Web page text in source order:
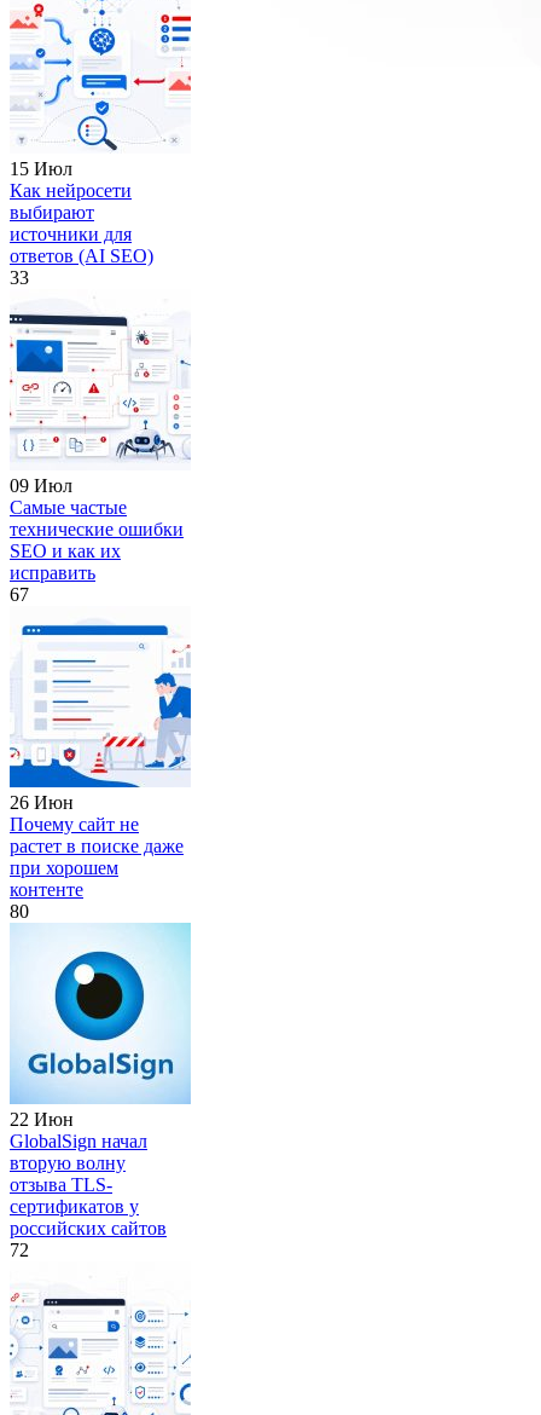
15 Июл
Как нейросети
выбирают
источники для
ответов (AI SEO)
33
09 Июл
Самые частые
технические ошибки
SEO и как их
исправить
67
26 Июн
Почему сайт не
растет в поиске даже
при хорошем
контенте
80
22 Июн
GlobalSign начал
вторую волну
отзыва TLS-
сертификатов у
российских сайтов
72